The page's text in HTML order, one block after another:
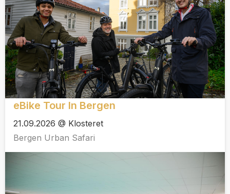
eBike Tour In Bergen
21.09.2026 @ Klosteret
Bergen Urban Safari